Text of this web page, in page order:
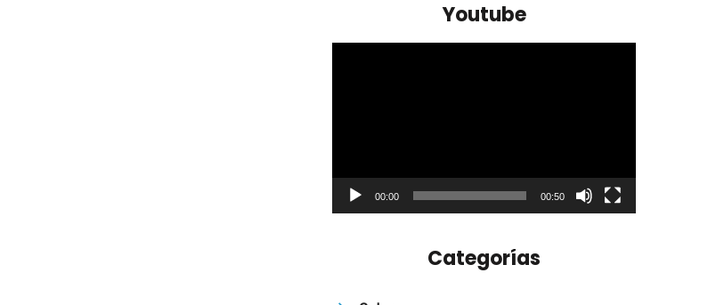
Youtube
00:00 00:50
Categorías